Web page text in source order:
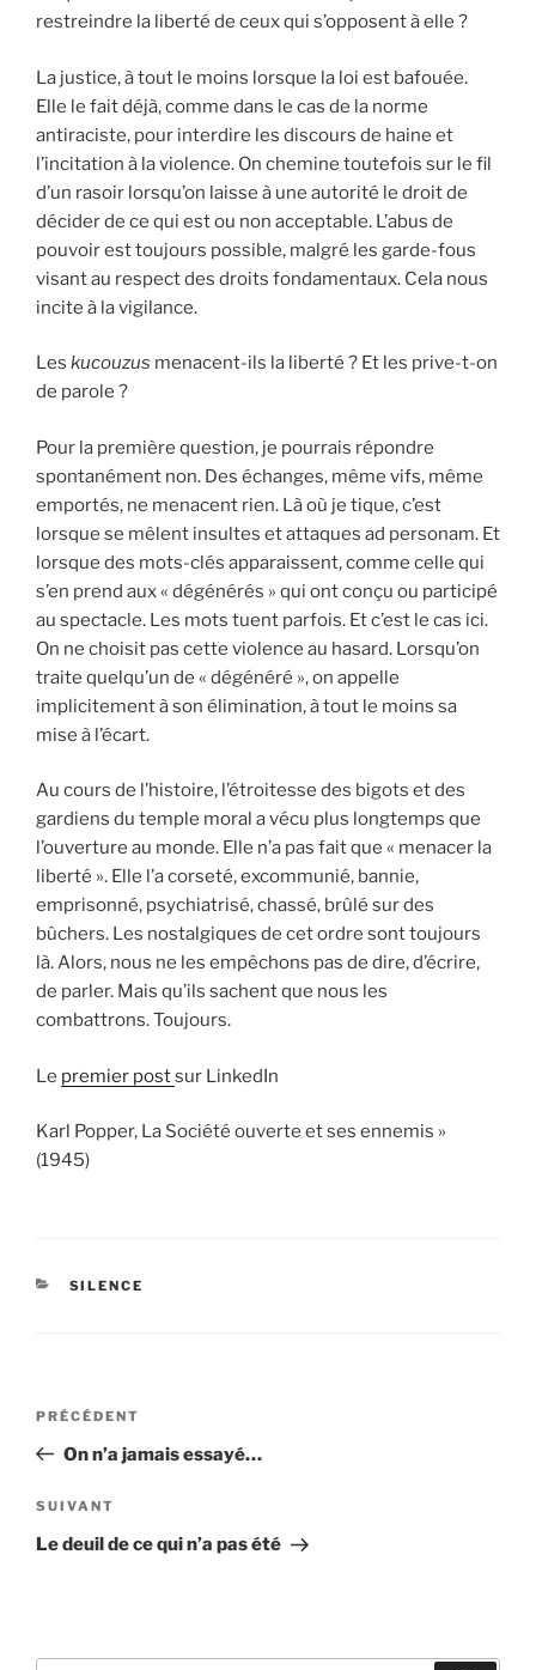
restreindre la liberté de ceux qui s’opposent à elle ?
La justice, à tout le moins lorsque la loi est bafouée.
Elle le fait déjà, comme dans le cas de la norme
antiraciste, pour interdire les discours de haine et
l’incitation à la violence. On chemine toutefois sur le fil
d’un rasoir lorsqu’on laisse à une autorité le droit de
décider de ce qui est ou non acceptable. L’abus de
pouvoir est toujours possible, malgré les garde-fous
visant au respect des droits fondamentaux. Cela nous
incite à la vigilance.
Les kucouzus menacent-ils la liberté ? Et les prive-t-on
de parole ?
Pour la première question, je pourrais répondre
spontanément non. Des échanges, même vifs, même
emportés, ne menacent rien. Là où je tique, c’est
lorsque se mêlent insultes et attaques ad personam. Et
lorsque des mots-clés apparaissent, comme celle qui
s’en prend aux « dégénérés » qui ont conçu ou participé
au spectacle. Les mots tuent parfois. Et c’est le cas ici.
On ne choisit pas cette violence au hasard. Lorsqu’on
traite quelqu’un de « dégénéré », on appelle
implicitement à son élimination, à tout le moins sa
mise à l’écart.
Au cours de l’histoire, l’étroitesse des bigots et des
gardiens du temple moral a vécu plus longtemps que
l’ouverture au monde. Elle n’a pas fait que « menacer la
liberté ». Elle l’a corseté, excommunié, bannie,
emprisonné, psychiatrisé, chassé, brûlé sur des
bûchers. Les nostalgiques de cet ordre sont toujours
là. Alors, nous ne les empêchons pas de dire, d’écrire,
de parler. Mais qu’ils sachent que nous les
combattrons. Toujours.
Le premier postsur LinkedIn
Karl Popper, La Société ouverte et ses ennemis »
(1945)
CATÉGORIES
SILENCE
Navigation
l’article
Article
précédent
PRÉCÉDENT
On n’a jamais essayé…
Article
suivant
SUIVANT
Le deuil de ce qui n’a pas été